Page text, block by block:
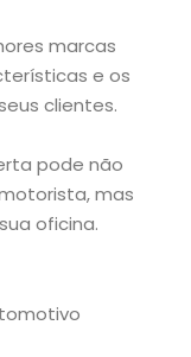
marcas
e os
clientes.
pode não
mas
oficina.